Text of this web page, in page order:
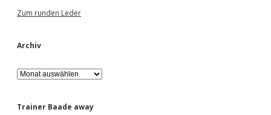
Zum runden Leder
Archiv
A
r
h
Trainer Baade away